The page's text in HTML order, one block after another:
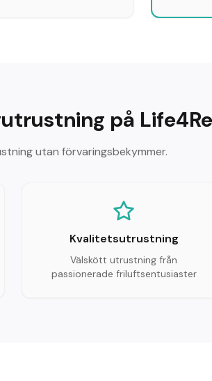
på
utan förvaringsbekymmer.
Kvalitetsutrustning
Välskött utrustning från
passionerade friluftsentusiaster